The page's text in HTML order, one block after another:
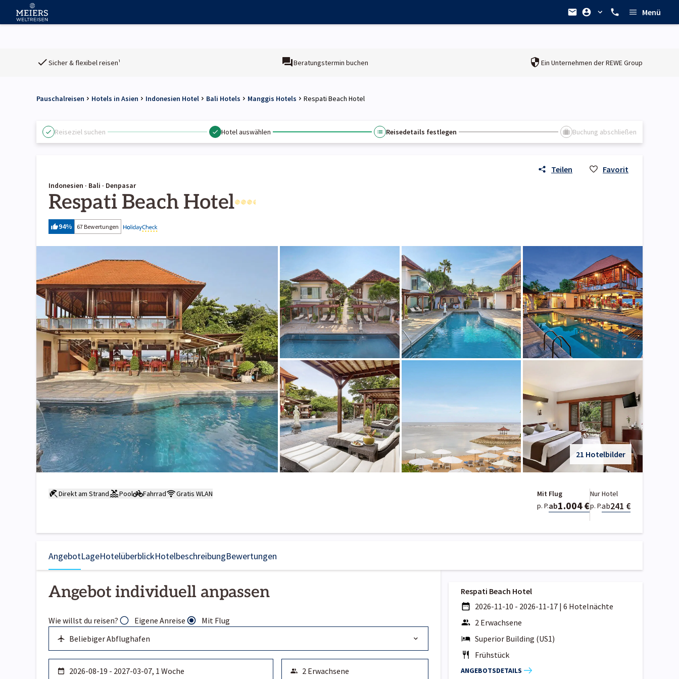
Menü
Sicher & flexibel reisen¹ Beratungstermin buchen Ein Unternehmen derREWE Group
Pauschalreisen Hotels in Asien Indonesien Hotel Bali Hotels Manggis Hotels Respati Beach Hotel
Reiseziel suchen Hotel auswählen Reisedetails festlegen Buchung abschließen
Teilen Favorit
Indonesien · Bali · Denpasar
Respati Beach Hotel
94% 67 Bewertungen
21 Hotelbilder
Direkt am Strand Pool Fahrrad Gratis WLAN
Mit Flug
p. P.ab1.004 €
Nur Hotel
p. P.ab241 €
AngebotLageHotelüberblickHotelbeschreibungBewertungen
Angebot individuell anpassen
Wie willst du reisen? Eigene Anreise Mit Flug
Respati Beach Hotel
2026-11-10 - 2026-11-17 | 6 Hotelnächte
2 Erwachsene
Superior Building (US1)
Frühstück
ANGEBOTSDETAILS